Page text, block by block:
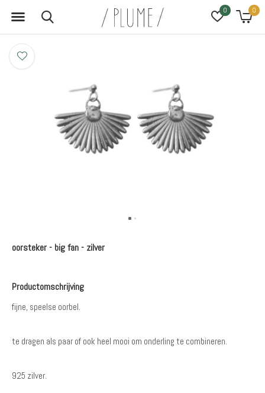
0 0
oorsteker - big fan - zilver
Productomschrijving
fijne, speelse oorbel.
te dragen als paar of ook heel mooi om onderling te combineren.
925 zilver.